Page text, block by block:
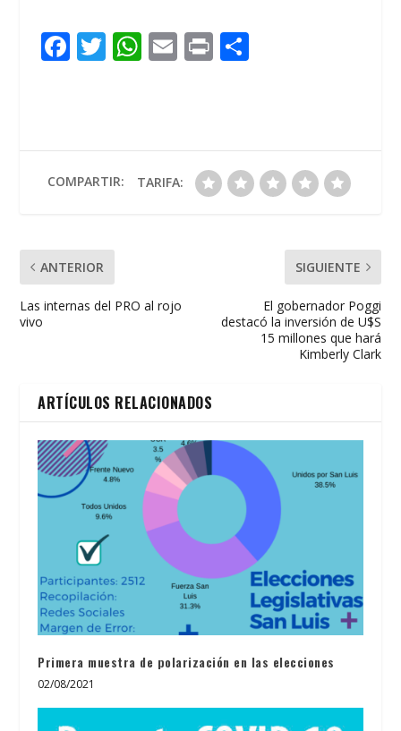
F
o
o
T W
A
p
E Pr
ar
ti
COMPARTIR: TARIFA:
ANTERIOR
Las internas del PRO al rojo
vivo
SIGUIENTE
El gobernador Poggi
destacó la inversión de U$S
15 millones que hará
Kimberly Clark
ARTÍCULOS RELACIONADOS
Primera muestra de polarización en las elecciones
02/08/2021